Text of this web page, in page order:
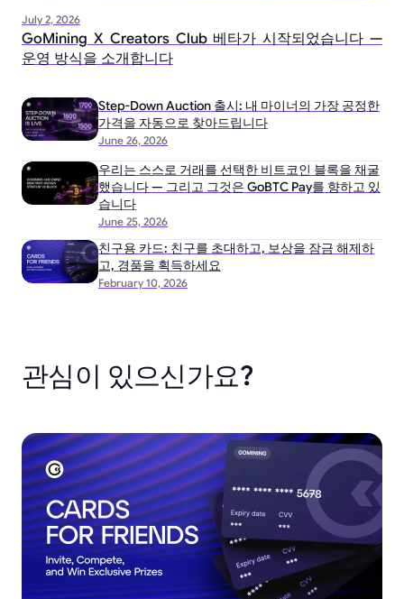
July 2, 2026
GoMining X Creators Club 베타가 시작되었습니다 —
운영 방식을 소개합니다
June 26, 2026
Step-Down Auction 출시: 내 마이너의 가장 공정한
가격을 자동으로 찾아드립니다
June 25, 2026
우리는 스스로 거래를 선택한 비트코인 블록을 채굴
했습니다 — 그리고 그것은 GoBTC Pay를 향하고 있
습니다
February 10, 2026
친구용 카드: 친구를 초대하고, 보상을 잠금 해제하
고, 경품을 획득하세요
관심이 있으신가요?